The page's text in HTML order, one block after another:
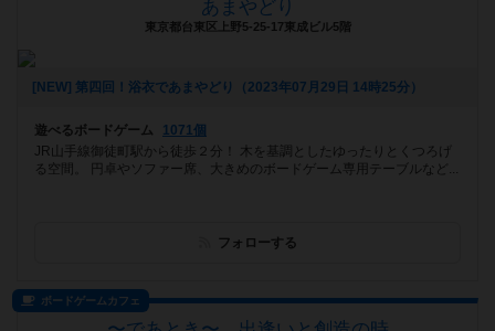
あまやどり
東京都台東区上野5-25-17東成ビル5階
[NEW] 第四回！浴衣であまやどり（2023年07月29日 14時25分）
遊べるボードゲーム
1071個
JR山手線御徒町駅から徒歩２分！ 木を基調としたゆったりとくつろげ
る空間。 円卓やソファー席、大きめのボードゲーム専用テーブルなど...
フォローする
ボードゲームカフェ